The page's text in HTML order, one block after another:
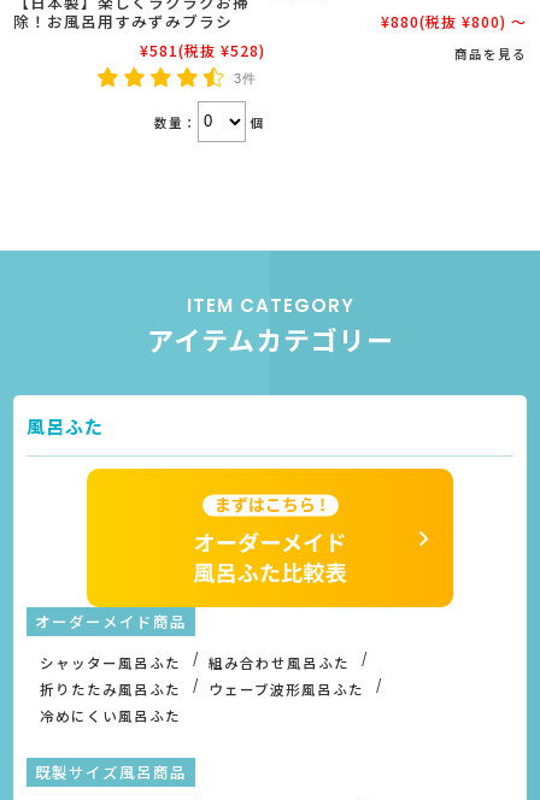
除！お風呂用すみずみブラシ
¥581(税抜 ¥528)
3件
数量： 個
¥880(税抜 ¥800) ～
商品を見る
ITEM CATEGORY
アイテムカテゴリー
風呂ふた
オーダーメイド商品
シャッター風呂ふた
組み合わせ風呂ふた
折りたたみ風呂ふた
ウェーブ波形風呂ふた
冷めにくい風呂ふた
既製サイズ風呂商品